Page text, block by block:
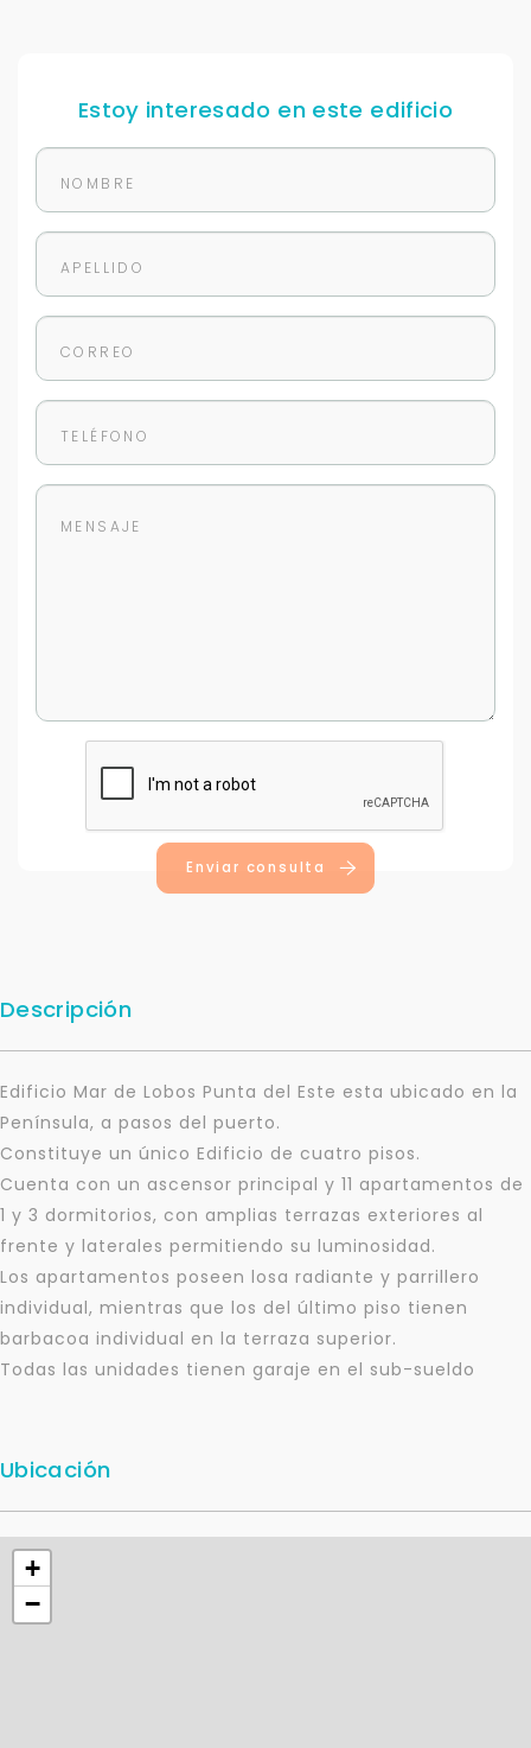
Estoy interesado en este edificio
Enviar consulta
Descripción
Edificio Mar de Lobos Punta del Este esta ubicado en la
Península, a pasos del puerto.
Constituye un único Edificio de cuatro pisos.
Cuenta con un ascensor principal y 11 apartamentos de
1 y 3 dormitorios, con amplias terrazas exteriores al
frente y laterales permitiendo su luminosidad.
Los apartamentos poseen losa radiante y parrillero
individual, mientras que los del último piso tienen
barbacoa individual en la terraza superior.
Todas las unidades tienen garaje en el sub-sueldo
Ubicación
+
−